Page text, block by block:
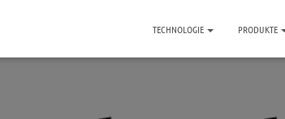
TECHNOLOGIE PRODUKTE